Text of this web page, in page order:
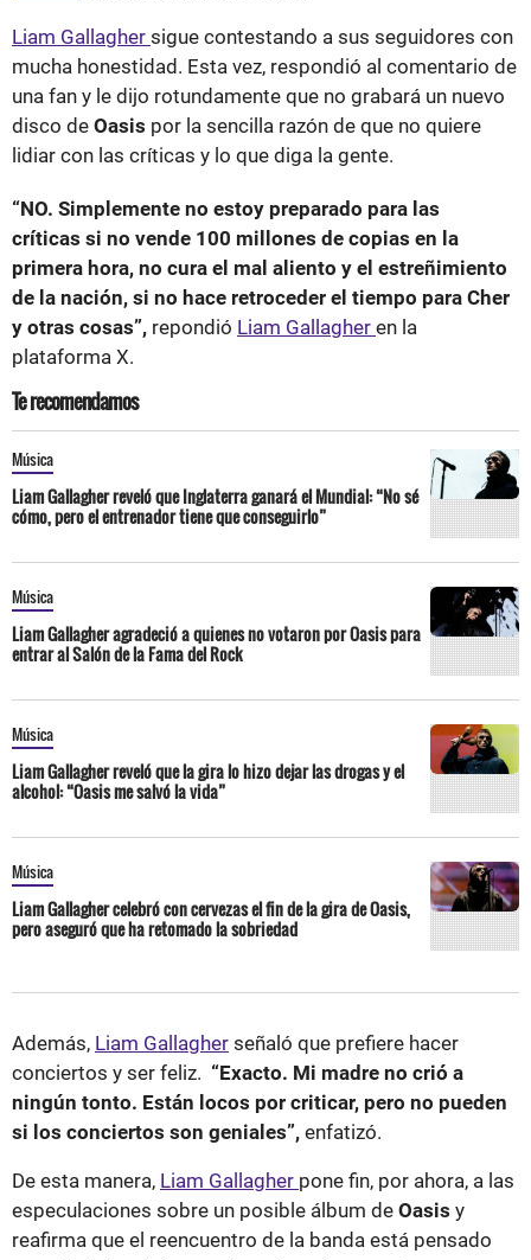
Liam Gallagher sigue contestando a sus seguidores con
mucha honestidad. Esta vez, respondió al comentario de
una fan y le dijo rotundamente que no grabará un nuevo
disco de Oasis por la sencilla razón de que no quiere
lidiar con las críticas y lo que diga la gente.
“NO. Simplemente no estoy preparado para las
críticas si no vende 100 millones de copias en la
primera hora, no cura el mal aliento y el estreñimiento
de la nación, si no hace retroceder el tiempo para Cher
y otras cosas”, repondió Liam Gallagher en la
plataforma X.
Te recomendamos
Música
Liam Gallagher reveló que Inglaterra ganará el Mundial: “No sé
cómo, pero el entrenador tiene que conseguirlo”
Música
Liam Gallagher agradeció a quienes no votaron por Oasis para
entrar al Salón de la Fama del Rock
Música
Liam Gallagher reveló que la gira lo hizo dejar las drogas y el
alcohol: “Oasis me salvó la vida”
Música
Liam Gallagher celebró con cervezas el fin de la gira de Oasis,
pero aseguró que ha retomado la sobriedad
Además, Liam Gallagher señaló que prefiere hacer
conciertos y ser feliz. “Exacto. Mi madre no crió a
ningún tonto. Están locos por criticar, pero no pueden
si los conciertos son geniales”, enfatizó.
De esta manera, Liam Gallagher pone fin, por ahora, a las
especulaciones sobre un posible álbum de Oasis y
reafirma que el reencuentro de la banda está pensado